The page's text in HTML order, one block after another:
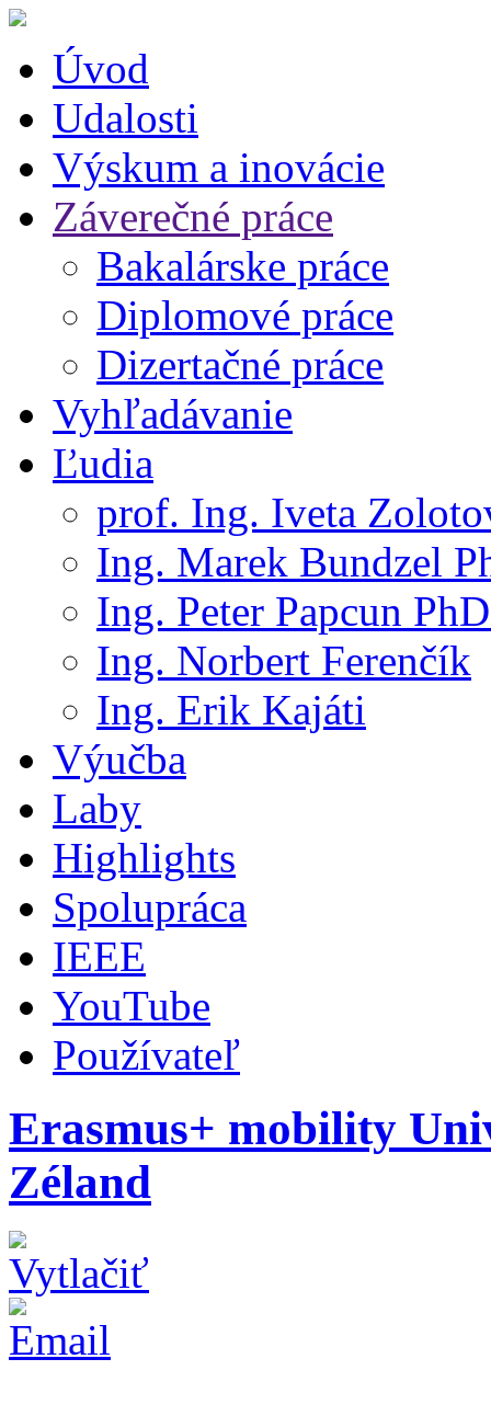
Úvod
Udalosti
Výskum a inovácie
Záverečné práce
Bakalárske práce
Diplomové práce
Dizertačné práce
Vyhľadávanie
Ľudia
prof. Ing. Iveta
Ing. Marek Bundzel
Ing. Peter Papcun
Ing. Norbert Ferenčík
Ing. Erik Kajáti
Výučba
Laby
Highlights
Spolupráca
IEEE
YouTube
Používateľ
Erasmus+ mobility
Zéland